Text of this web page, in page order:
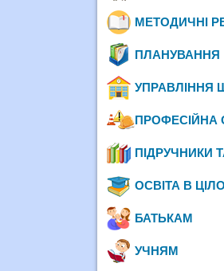
МЕТОДИЧНІ
ПЛАНУВАННЯ
УПРАВЛІННЯ
ПРОФЕСІЙНА
ПІДРУЧНИКИ
ОСВІТА В
БАТЬКАМ
УЧНЯМ